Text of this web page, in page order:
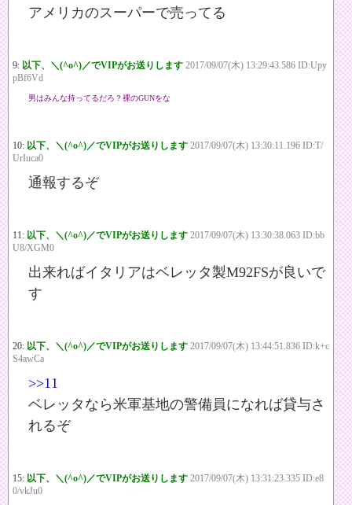
アメリカのスーパーで売ってる
9: 以下、＼(^o^)／でVIPがお送りします 2017/09/07(木) 13:29:43.586 ID:Upy
pBf6Vd
男はみんな持ってるだろ？裸のGUNをな
10: 以下、＼(^o^)／でVIPがお送りします 2017/09/07(木) 13:30:11.196 ID:T/
UrIuca0
通報するぞ
11: 以下、＼(^o^)／でVIPがお送りします 2017/09/07(木) 13:30:38.063 ID:bb
U8/XGM0
出来ればイタリアはベレッタ製M92FSが良いで
す
20: 以下、＼(^o^)／でVIPがお送りします 2017/09/07(木) 13:44:51.836 ID:k+c
S4awCa
>>11
ベレッタなら米軍基地の警備員になれば貸与さ
れるぞ
15: 以下、＼(^o^)／でVIPがお送りします 2017/09/07(木) 13:31:23.335 ID:e8
0/vkJu0